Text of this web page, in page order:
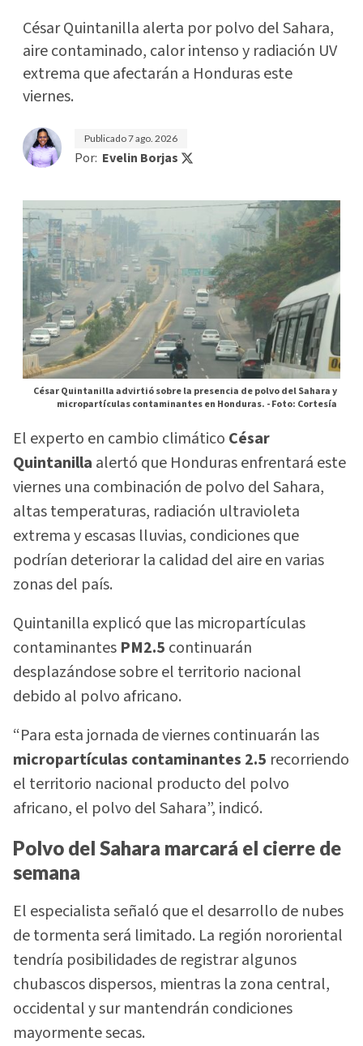
César Quintanilla alerta por polvo del Sahara,
aire contaminado, calor intenso y radiación UV
extrema que afectarán a Honduras este
viernes.
Publicado7 ago. 2026
Por: Evelin Borjas
César Quintanilla advirtió sobre la presencia de polvo del Sahara y
micropartículas contaminantes en Honduras. -Foto: Cortesía
El experto en cambio climático César
Quintanilla alertó que Honduras enfrentará este
viernes una combinación de polvo del Sahara,
altas temperaturas, radiación ultravioleta
extrema y escasas lluvias, condiciones que
podrían deteriorar la calidad del aire en varias
zonas del país.
Quintanilla explicó que las micropartículas
contaminantes PM2.5 continuarán
desplazándose sobre el territorio nacional
debido al polvo africano.
“Para esta jornada de viernes continuarán las
micropartículas contaminantes 2.5 recorriendo
el territorio nacional producto del polvo
africano, el polvo del Sahara”, indicó.
Polvo del Sahara marcará el cierre de
semana
El especialista señaló que el desarrollo de nubes
de tormenta será limitado. La región nororiental
tendría posibilidades de registrar algunos
chubascos dispersos, mientras la zona central,
occidental y sur mantendrán condiciones
mayormente secas.